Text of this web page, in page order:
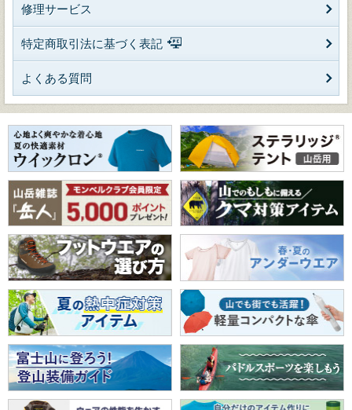
修理サービス
特定商取引法に基づく表記
よくある質問